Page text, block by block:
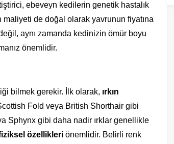
ebeveyn kedilerin genetik hastalık
maliyeti de doğal olarak yavrunun fiyatına
aynı zamanda kedinizin ömür boyu
önemlidir.
bilmek gerekir. İlk olarak, ırkın
Fold veya British Shorthair gibi
Sphynx gibi daha nadir ırklar genellikle
özellikleri önemlidir. Belirli renk